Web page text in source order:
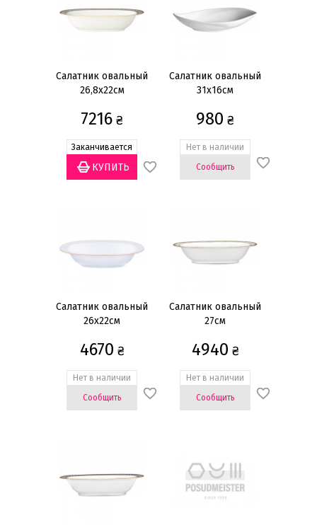
Бренд
Материал
Костяной фарфор
Размер
Длина
27см (1)
Количество предметов
Форма
(12)
Салатник овальный
26,8x22см
7216 ₴
Заканчивается
Салатник овальный
31x16см
980 ₴
Нет в наличии
Сообщить
Салатник овальный
26x22см
4670 ₴
Нет в наличии
Сообщить
Салатник овальный
27см
4940 ₴
Нет в наличии
Сообщить